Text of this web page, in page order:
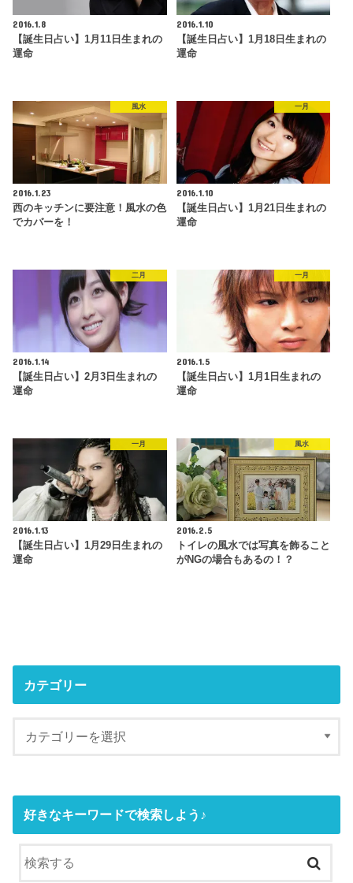
2016.1.8
【誕生日占い】1月11日生まれの
運命
2016.1.10
【誕生日占い】1月18日生まれの
運命
風水
2016.1.23
西のキッチンに要注意！風水の色
でカバーを！
一月
2016.1.10
【誕生日占い】1月21日生まれの
運命
二月
2016.1.14
【誕生日占い】2月3日生まれの
運命
一月
2016.1.5
【誕生日占い】1月1日生まれの
運命
一月
2016.1.13
【誕生日占い】1月29日生まれの
運命
風水
2016.2.5
トイレの風水では写真を飾ること
がNGの場合もあるの！？
カテゴリー
好きなキーワードで検索しよう♪